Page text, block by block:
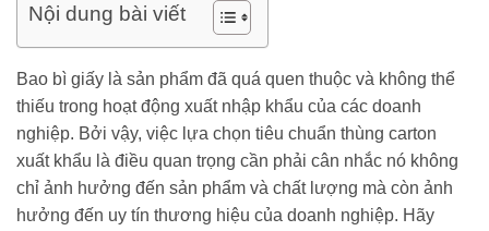
Nội dung bài viết
Bao bì giấy là sản phẩm đã quá quen thuộc và không thể
thiếu trong hoạt động xuất nhập khẩu của các doanh
nghiệp. Bởi vậy, việc lựa chọn tiêu chuẩn thùng carton
xuất khẩu là điều quan trọng cần phải cân nhắc nó không
chỉ ảnh hưởng đến sản phẩm và chất lượng mà còn ảnh
hưởng đến uy tín thương hiệu của doanh nghiệp. Hãy